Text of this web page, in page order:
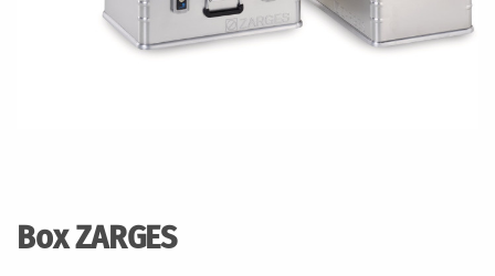
Box ZARGES
galerie